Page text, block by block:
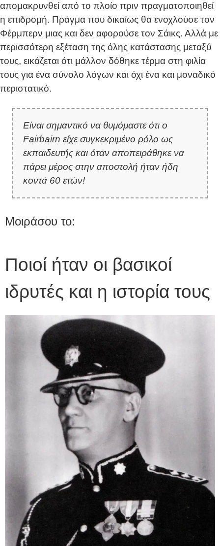
απομακρυνθεί από το πλοίο πριν πραγματοποιηθεί
η επιδρομή. Πράγμα που δικαίως θα ενοχλούσε τον
Φέρμπερν μιας και δεν αφορούσε τον Σάικς. Αλλά με
περισσότερη εξέταση της όλης κατάστασης μεταξύ
τους, εικάζεται ότι μάλλον δόθηκε τέρμα στη φιλία
τους για ένα σύνολο λόγων και όχι ένα και μοναδικό
περιστατικό.
Είναι σημαντικό να θυμόμαστε ότι ο
Fairbairn είχε συγκεκριμένο ρόλο ως
εκπαιδευτής και όταν αποπειράθηκε να
πάρει μέρος στην αποστολή ήταν ήδη
κοντά 60 ετών!
Μοιράσου το:
Ποιοί ήταν οι βασικοί
ιδρυτές και η ιστορία τους